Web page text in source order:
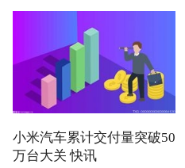
小米汽车累计交付量突破50
万台大关 快讯